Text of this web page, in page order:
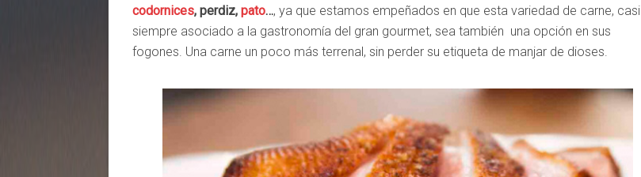
codornices, perdiz, pato…, ya que estamos empeñados en que esta variedad de carne, casi
siempre asociado a la gastronomía del gran gourmet, sea también una opción en sus
fogones. Una carne un poco más terrenal, sin perder su etiqueta de manjar de dioses.